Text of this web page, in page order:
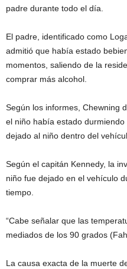
padre durante todo el día.
El padre, identificado como
admitió que había estado
momentos, saliendo de la
comprar más alcohol.
Según los informes, Chewning
el niño había estado
dejado al niño dentro del
Según el capitán Kennedy, la
niño fue dejado en el vehículo
tiempo.
“Cabe señalar que las
mediados de los 90 grados
La causa exacta de la muerte